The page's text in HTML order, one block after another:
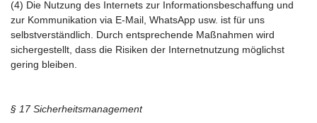
(4) Die Nutzung des Internets zur Informationsbeschaffung und
zur Kommunikation via E-Mail, WhatsApp usw. ist für uns
selbstverständlich. Durch entsprechende Maßnahmen wird
sichergestellt, dass die Risiken der Internetnutzung möglichst
gering bleiben.
§ 17 Sicherheitsmanagement